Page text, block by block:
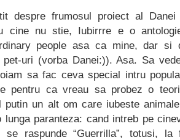
despre frumosul proiect al
cine nu stie, Iubirrre e o
people asa ca mine, dar si
pet-uri (vorba Danei:)). Asa. Sa
sa fac ceva special intru
pentru ca vreau sa probez o
putin un alt om care iubeste
lunga paranteza: cand intreb pe
se raspunde “Guerrilla”, totusi, la